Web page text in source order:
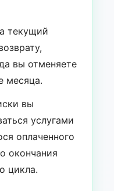
текущий
вы отменяете
месяца.
вы
услугами
оплаченного
окончания
цикла.